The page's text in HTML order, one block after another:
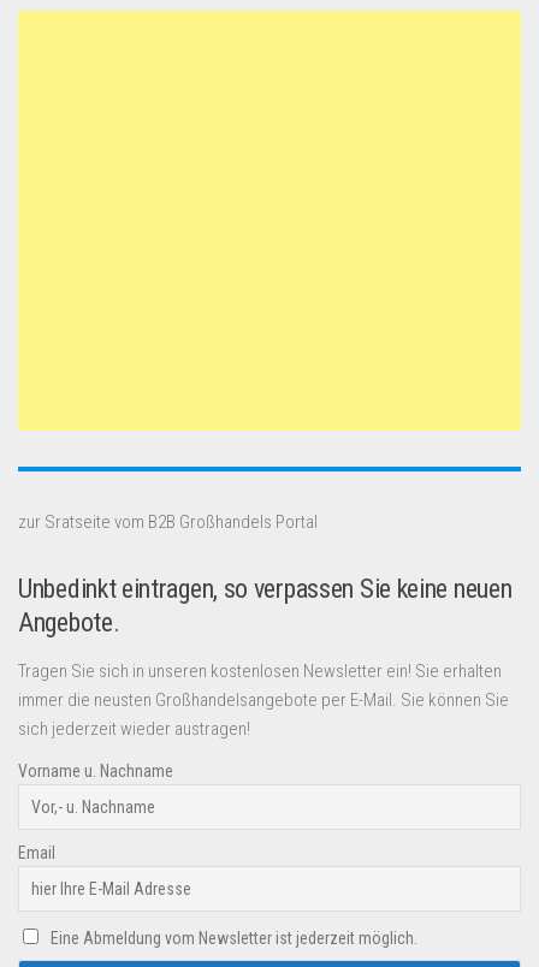
zur Sratseite vom B2B Großhandels Portal
Unbedinkt eintragen, so verpassen Sie keine neuen
Angebote.
Tragen Sie sich in unseren kostenlosen Newsletter ein! Sie erhalten
immer die neusten Großhandelsangebote per E-Mail. Sie können Sie
sich jederzeit wieder austragen!
Vorname u. Nachname
Email
Eine Abmeldung vom Newsletter ist jederzeit möglich.